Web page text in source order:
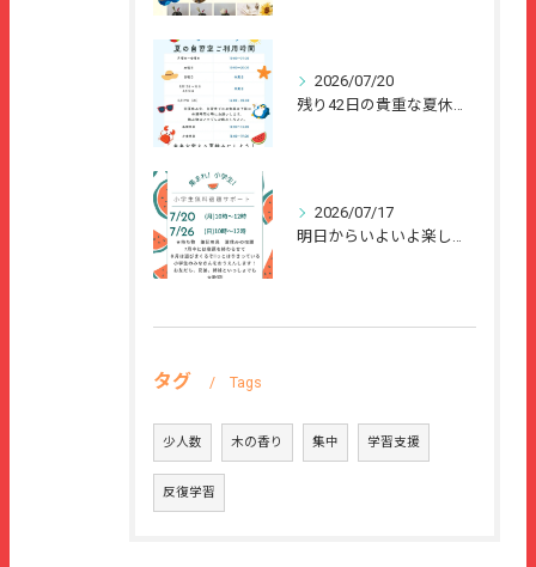
2026/07/20
残り42日の貴重な夏休みを、
2026/07/17
明日からいよいよ楽しい夏休みが始まりますね🌻
タグ Tags
少人数 木の香り 集中 学習支援
反復学習